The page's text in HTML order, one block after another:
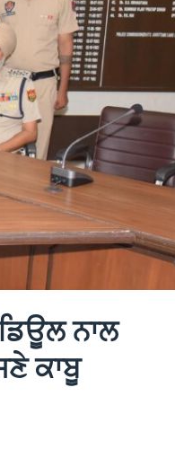
ਨਾਲ
ਕਾਬੂ